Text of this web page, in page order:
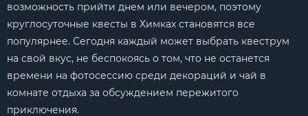
возможность прийти днем или вечером, поэтому
круглосуточные квесты в Химках становятся все
популярнее. Сегодня каждый может выбрать квеструм
на свой вкус, не беспокоясь о том, что не останется
времени на фотосессию среди декораций и чай в
комнате отдыха за обсуждением пережитого
приключения.